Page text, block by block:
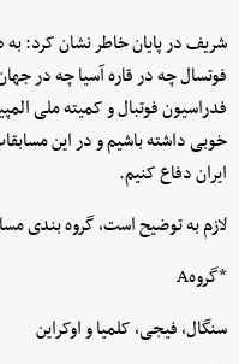
شریف در پایان خاطر نشان کرد:
فوتسال چه در قاره آسیا چه در
فدراسیون فوتبال و کمیته ملی
خوبی داشته باشیم و در این
ایران دفاع کنیم.
لازم به توضیح است، گروه بندی
*گروهA
سنگال، فیجی، کلمیا و اوکراین